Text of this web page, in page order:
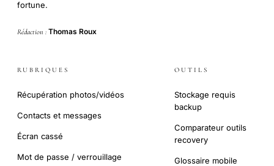
fortune.
Rédaction : Thomas Roux
RUBRIQUES
Récupération photos/vidéos
Contacts et messages
Écran cassé
Mot de passe / verrouillage
OUTILS
Stockage requis
backup
Comparateur outils
recovery
Glossaire mobile